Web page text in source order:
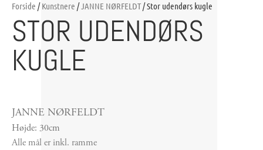
Forside /Kunstnere /JANNE NØRFELDT/ Stor udendørs kugle
STOR UDENDØRS
KUGLE
JANNE NØRFELDT
Højde: 30cm
Alle mål er inkl. ramme